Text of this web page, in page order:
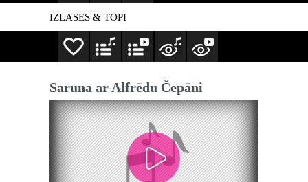
IZLASES & TOPI
Saruna ar Alfrēdu Čepāni